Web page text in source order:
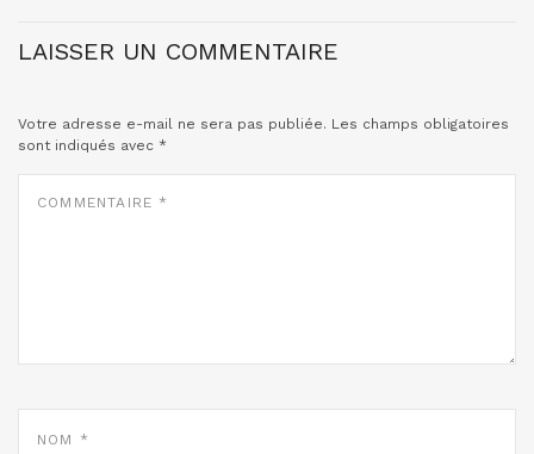
LAISSER UN COMMENTAIRE
Votre adresse e-mail ne sera pas publiée. Les champs obligatoires
sont indiqués avec *